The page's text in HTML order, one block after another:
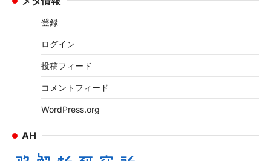
登録
ログイン
投稿フィード
コメントフィード
WordPress.org
AH